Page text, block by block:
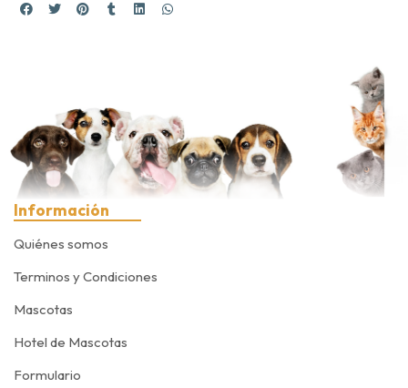
Información
Quiénes somos
Terminos y Condiciones
Mascotas
Hotel de Mascotas
Formulario